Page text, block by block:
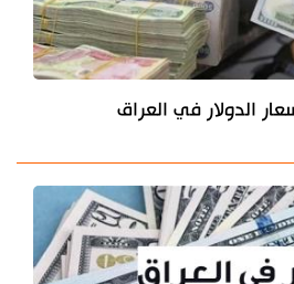
الدولار في العراق